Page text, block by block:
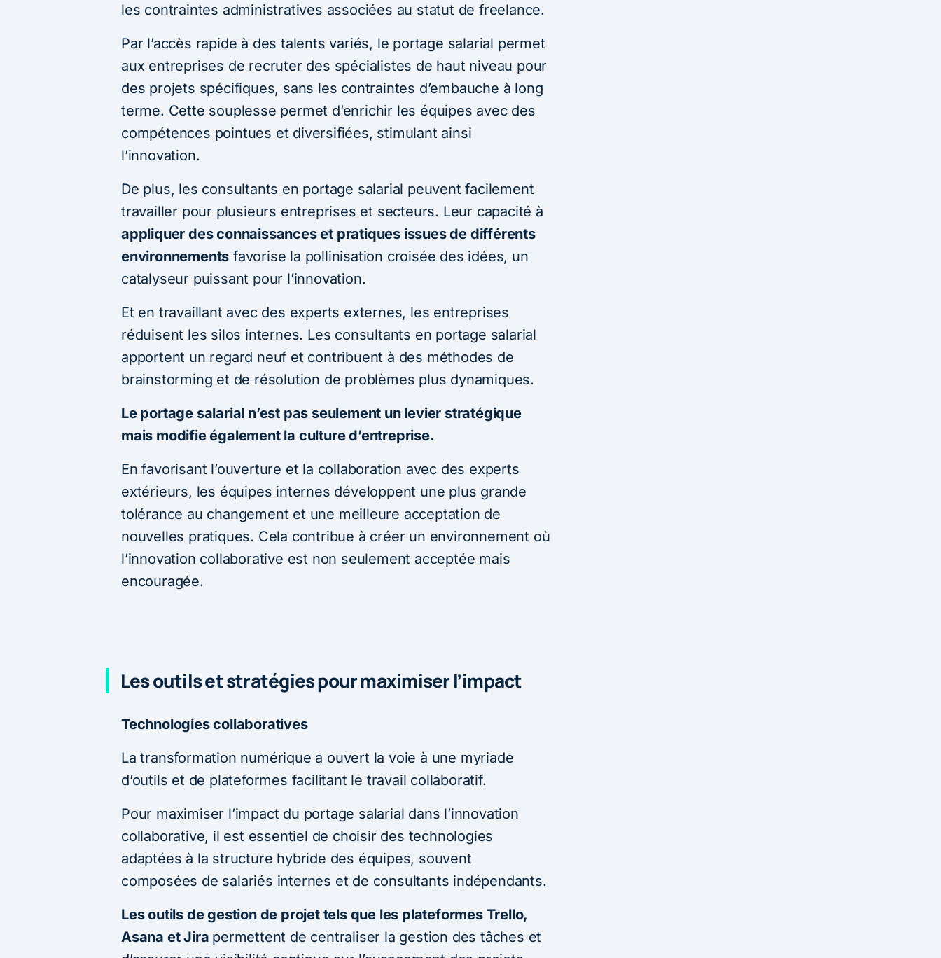
les contraintes administratives associées au statut de freelance.
Par l’accès rapide à des talents variés, le portage salarial permet
aux entreprises de recruter des spécialistes de haut niveau pour
des projets spécifiques, sans les contraintes d’embauche à long
terme. Cette souplesse permet d’enrichir les équipes avec des
compétences pointues et diversifiées, stimulant ainsi
l’innovation.
De plus, les consultants en portage salarial peuvent facilement
travailler pour plusieurs entreprises et secteurs. Leur capacité à
appliquer des connaissances et pratiques issues de différents
environnements favorise la pollinisation croisée des idées, un
catalyseur puissant pour l’innovation.
Et en travaillant avec des experts externes, les entreprises
réduisent les silos internes. Les consultants en portage salarial
apportent un regard neuf et contribuent à des méthodes de
brainstorming et de résolution de problèmes plus dynamiques.
Le portage salarial n’est pas seulement un levier stratégique
mais modifie également la culture d’entreprise.
En favorisant l’ouverture et la collaboration avec des experts
extérieurs, les équipes internes développent une plus grande
tolérance au changement et une meilleure acceptation de
nouvelles pratiques. Cela contribue à créer un environnement où
l’innovation collaborative est non seulement acceptée mais
encouragée.
Les outils et stratégies pour maximiser l’impact
Technologies collaboratives
La transformation numérique a ouvert la voie à une myriade
d’outils et de plateformes facilitant le travail collaboratif.
Pour maximiser l’impact du portage salarial dans l’innovation
collaborative, il est essentiel de choisir des technologies
adaptées à la structure hybride des équipes, souvent
composées de salariés internes et de consultants indépendants.
Les outils de gestion de projet tels que les plateformes Trello,
Asana et Jira permettent de centraliser la gestion des tâches et